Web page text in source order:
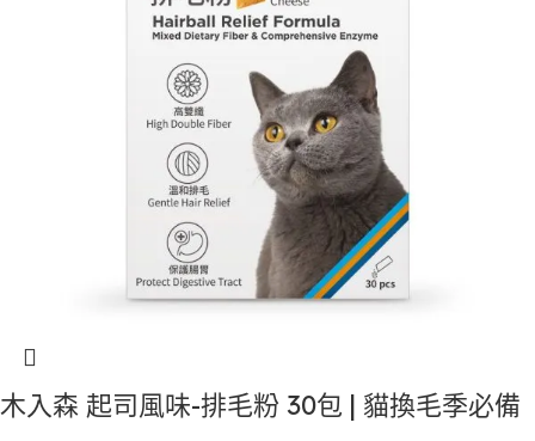
木入森 起司風味-排毛粉 30包 | 貓換毛季必備